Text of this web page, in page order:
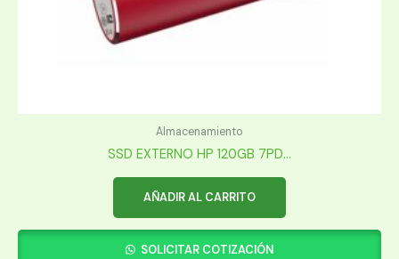
Almacenamiento
SSD EXTERNO HP 120GB 7PD...
AÑADIR AL CARRITO
SOLICITAR COTIZACIÓN